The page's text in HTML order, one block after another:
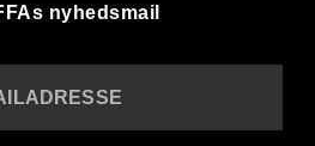
nyhedsmail